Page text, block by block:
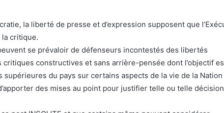
la liberté de presse et d’expression supposent que
la critique.
se prévaloir de défenseurs incontestés des libertés
constructives et sans arrière-pensée dont l’objectif
supérieures du pays sur certains aspects de la vie de la Nation
des mises au point pour justifier telle ou telle décision